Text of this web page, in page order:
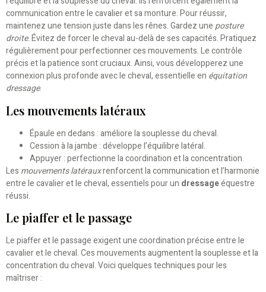
communication entre le cavalier et sa monture. Pour réussir,
maintenez une tension juste dans les rênes. Gardez uneposture
droite. Évitez de forcer le cheval au-delà de ses capacités. Pratiquez
régulièrement pour perfectionner ces mouvements. Le contrôle
précis et la patience sont cruciaux. Ainsi, vous développerez une
connexion plus profonde avec le cheval, essentielle en équitation
dressage.
Les mouvements latéraux
Épaule en dedans : améliore la souplesse du cheval.
Cession à la jambe : développe l’équilibre latéral.
Appuyer : perfectionne la coordination et la concentration.
Les mouvements latérauxrenforcent la communication et l’harmonie
entre le cavalier et le cheval, essentiels pour un dressageéquestre
réussi.
Le piaffer et le passage
Le piaffer et le passage exigent une coordination précise entre le
cavalier et le cheval. Ces mouvements augmentent la souplesse et la
concentration du cheval. Voici quelques techniques pour les
maîtriser :